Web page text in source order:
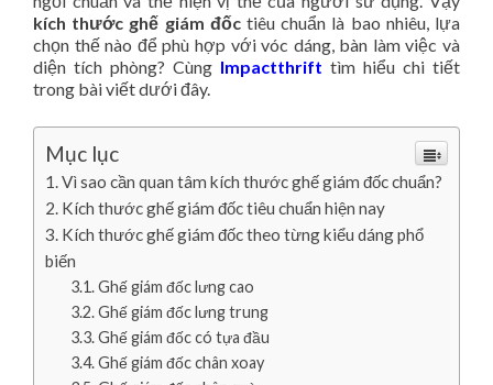
kích thước ghế giám đốctiêu chuẩn là bao nhiêu, lựa
chọn thế nào để phù hợp với vóc dáng, bàn làm việc và
diện tích phòng? Cùng Impactthrift tìm hiểu chi tiết
trong bài viết dưới đây.
Mục lục
Vì sao cần quan tâm kích thước ghế giám đốc chuẩn?
Kích thước ghế giám đốc tiêu chuẩn hiện nay
Kích thước ghế giám đốc theo từng kiểu dáng phổ
biến
Ghế giám đốc lưng cao
Ghế giám đốc lưng trung
Ghế giám đốc có tựa đầu
Ghế giám đốc chân xoay